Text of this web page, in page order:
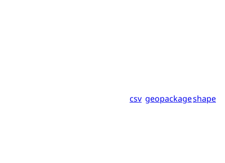
csv geopackageshape